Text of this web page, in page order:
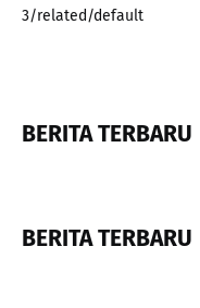
3/related/default
BERITA TERBARU
BERITA TERBARU